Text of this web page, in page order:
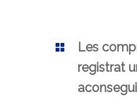
Les
registrat